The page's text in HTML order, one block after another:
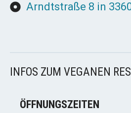
Arndtstraße 8 in
INFOS ZUM VEGANEN
ÖFFNUNGSZEITEN